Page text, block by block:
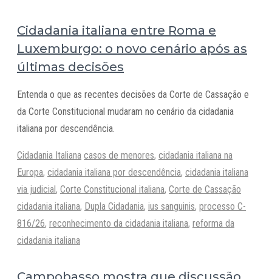
Cidadania italiana entre Roma e
Luxemburgo: o novo cenário após as
últimas decisões
Entenda o que as recentes decisões da Corte de Cassação e
da Corte Constitucional mudaram no cenário da cidadania
italiana por descendência.
Categorias
Cidadania Italiana Tags
casos de menores, cidadania italiana na
Europa, cidadania italiana por descendência, cidadania italiana
via judicial, Corte Constitucional italiana, Corte de Cassação
cidadania italiana, Dupla Cidadania, ius sanguinis, processo C-
816/26, reconhecimento da cidadania italiana, reforma da
cidadania italiana